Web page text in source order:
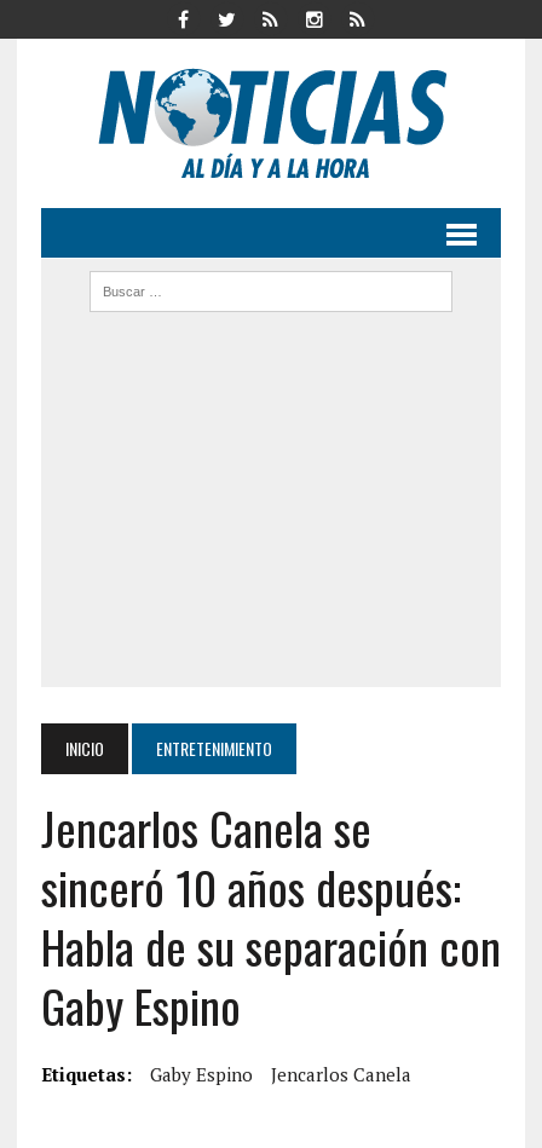
INICIO ENTRETENIMIENTO
Jencarlos Canela se
sinceró 10 años después:
Habla de su separación con
Gaby Espino
Etiquetas: Gaby Espino Jencarlos Canela